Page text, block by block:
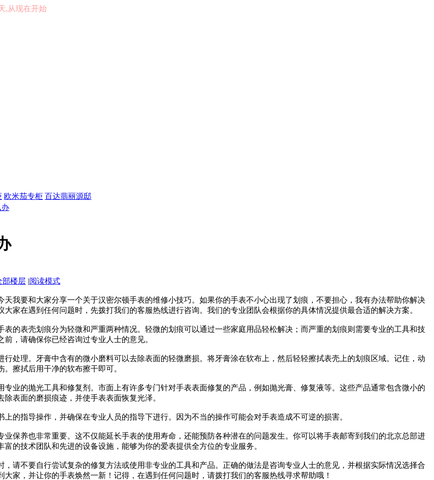
,从现在开始
欧米茄专柜 百达翡丽源邸
办
部楼层 |阅读模式
天我要和大家分享一个关于汉密尔顿手表的维修小技巧。如果你的手表不小心出现了划痕，不要担心，我有办法帮助你解决
家在遇到任何问题时，先拨打我们的客服热线进行咨询。我们的专业团队会根据你的具体情况提供最合适的解决方案。
表的表壳划痕分为轻微和严重两种情况。轻微的划痕可以通过一些家庭用品轻松解决；而严重的划痕则需要专业的工具和技
，请确保你已经咨询过专业人士的意见。
行处理。牙膏中含有的微小磨料可以去除表面的轻微磨损。将牙膏涂在软布上，然后轻轻擦拭表壳上的划痕区域。记住，动
擦拭后用干净的软布擦干即可。
专业的抛光工具和修复剂。市面上有许多专门针对手表表面修复的产品，例如抛光膏、修复液等。这些产品通常包含微小的
表面的磨损痕迹，并使手表表面恢复光泽。
的指导操作，并确保在专业人员的指导下进行。因为不当的操作可能会对手表造成不可逆的损害。
业保养也非常重要。这不仅能延长手表的使用寿命，还能预防各种潜在的问题发生。你可以将手表邮寄到我们的北京总部进
的技术团队和先进的设备设施，能够为你的爱表提供全方位的专业服务。
，请不要自行尝试复杂的修复方法或使用非专业的工具和产品。正确的做法是咨询专业人士的意见，并根据实际情况选择合
家，并让你的手表焕然一新！记得，在遇到任何问题时，请拨打我们的客服热线寻求帮助哦！